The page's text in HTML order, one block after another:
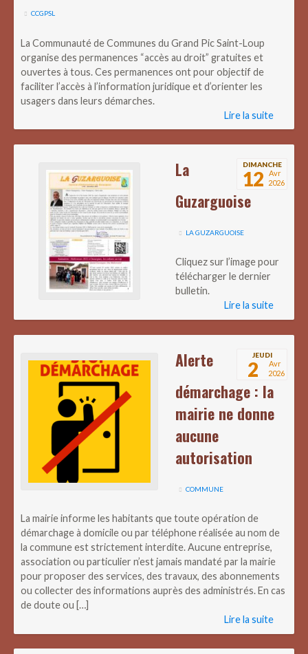
CCGPSL
La Communauté de Communes du Grand Pic Saint-Loup
organise des permanences “accès au droit” gratuites et
ouvertes à tous. Ces permanences ont pour objectif de
faciliter l’accès à l’information juridique et d’orienter les
usagers dans leurs démarches.
Lire la suite
DIMANCHE
12
Avr
2026
La
Guzarguoise
LA GUZARGUOISE
Cliquez sur l’image pour
télécharger le dernier
bulletin.
Lire la suite
JEUDI
2
Avr
2026
Alerte
démarchage : la
mairie ne donne
aucune
autorisation
COMMUNE
La mairie informe les habitants que toute opération de
démarchage à domicile ou par téléphone réalisée au nom de
la commune est strictement interdite. Aucune entreprise,
association ou particulier n’est jamais mandaté par la mairie
pour proposer des services, des travaux, des abonnements
ou collecter des informations auprès des administrés. En cas
de doute ou […]
Lire la suite